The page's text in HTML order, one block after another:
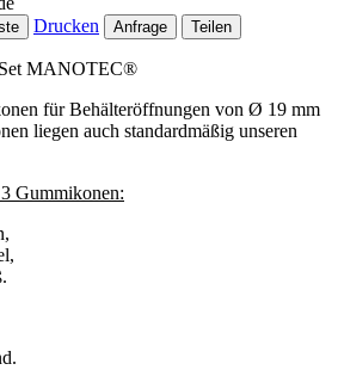
Drucken Anfrage Teilen
Set MANOTEC®
für Behälteröffnungen von Ø 19 mm
liegen auch standardmäßig unseren
Gummikonen: